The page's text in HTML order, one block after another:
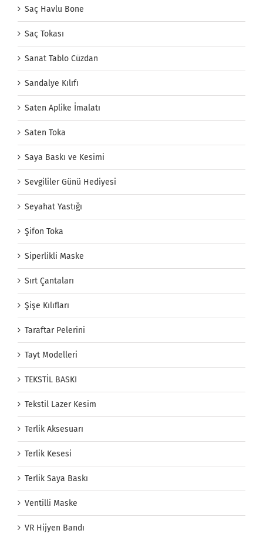
Saç Havlu Bone
Saç Tokası
Sanat Tablo Cüzdan
Sandalye Kılıfı
Saten Aplike İmalatı
Saten Toka
Saya Baskı ve Kesimi
Sevgililer Günü Hediyesi
Seyahat Yastığı
Şifon Toka
Siperlikli Maske
Sırt Çantaları
Şişe Kılıfları
Taraftar Pelerini
Tayt Modelleri
TEKSTİL BASKI
Tekstil Lazer Kesim
Terlik Aksesuarı
Terlik Kesesi
Terlik Saya Baskı
Ventilli Maske
VR Hijyen Bandı